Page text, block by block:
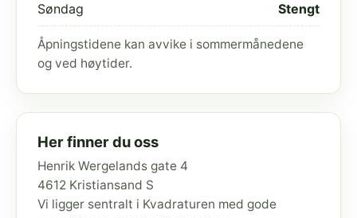
Søndag Stengt
Åpningstidene kan avvike i sommermånedene
og ved høytider.
Her finner du oss
Henrik Wergelands gate 4
4612 Kristiansand S
Vi ligger sentralt i Kvadraturen med gode